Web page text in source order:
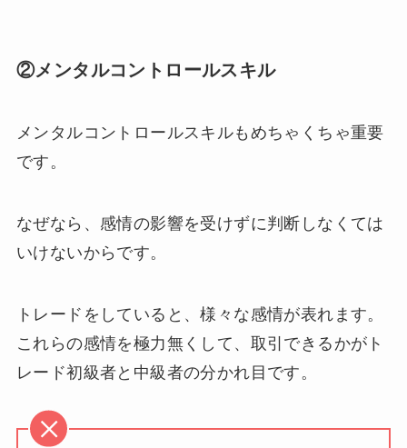
②メンタルコントロールスキル
メンタルコントロールスキルもめちゃくちゃ重要
です。
なぜなら、感情の影響を受けずに判断しなくては
いけないからです。
トレードをしていると、様々な感情が表れます。
これらの感情を極力無くして、取引できるかがト
レード初級者と中級者の分かれ目です。